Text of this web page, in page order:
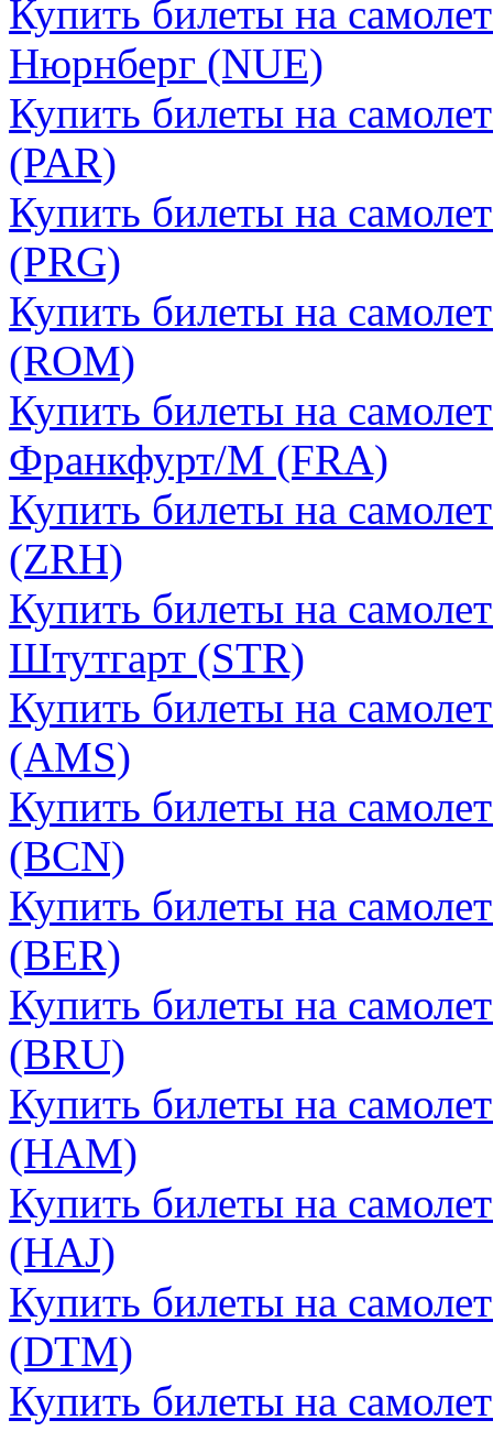
Купить билеты на
Нюрнберг (NUE)
Купить билеты на
(PAR)
Купить билеты на
(PRG)
Купить билеты на
(ROM)
Купить билеты на
Франкфурт/М (FRA)
Купить билеты на
(ZRH)
Купить билеты на
Штутгарт (STR)
Купить билеты на
(AMS)
Купить билеты на
(BCN)
Купить билеты на
(BER)
Купить билеты на
(BRU)
Купить билеты на
(HAM)
Купить билеты на
(HAJ)
Купить билеты на
(DTM)
Купить билеты на